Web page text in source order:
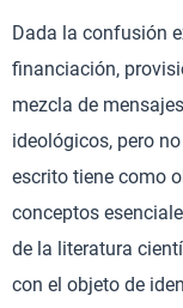
Dada la confusión
financiación,
mezcla de
ideológicos, pero
escrito tiene como
conceptos
de la literatura
con el objeto de